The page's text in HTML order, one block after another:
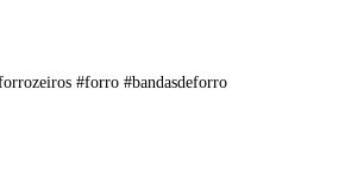
#forro #bandasdeforro